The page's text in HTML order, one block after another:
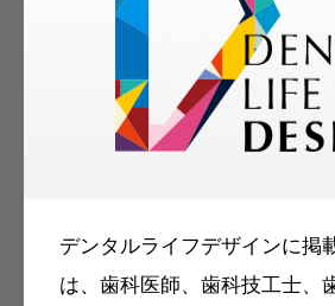
デンタルライフデザインに掲
は、歯科医師、歯科技工士、
ご登録いただいた職種（
科衛生士、歯科技工士）
容のメールマガジンをお